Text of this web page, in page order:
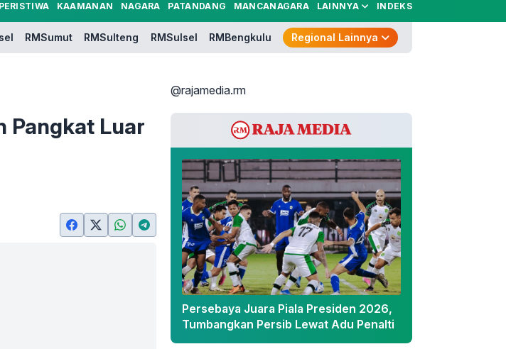
PERISTIWA KAAMANAN NAGARA PATANDANG MANCANAGARA LAINNYA INDEKS
RMSumut RMSulteng RMSulsel RMBengkulu Regional Lainnya
Pangkat Luar
@rajamedia.rm
Persebaya Juara Piala Presiden 2026,
Tumbangkan Persib Lewat Adu Penalti